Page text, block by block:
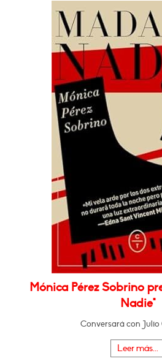
Mónica Pérez Sobrino
Nadie"
Conversará con Julio
Leer más...